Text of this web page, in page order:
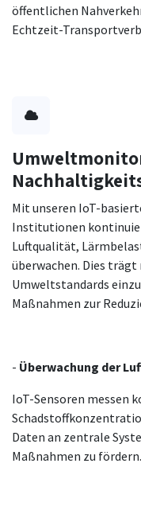
öffentlichen
Echtzeit-
Mit unseren IoT-
Institutionen
Luftqualität,
überwachen. Dies trägt
Umweltstandards
Maßnahmen zur
- Überwachung der
IoT-Sensoren messen
Daten an zentrale
Maßnahmen zu fördern.